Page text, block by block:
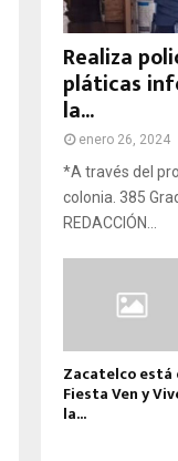
Realiza
pláticas
la...
enero 26, 2024
*A través del
colonia. 385
REDACCIÓN...
Zacatelco está
Fiesta Ven y
la...